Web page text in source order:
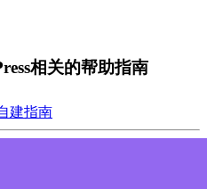
相关的帮助指南
建指南